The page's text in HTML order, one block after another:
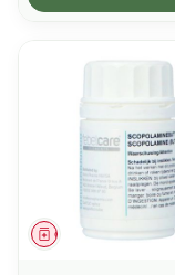
Geneesmiddel